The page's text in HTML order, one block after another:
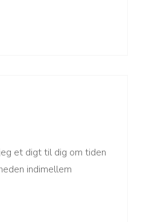
et digt til dig om tiden
indimellem